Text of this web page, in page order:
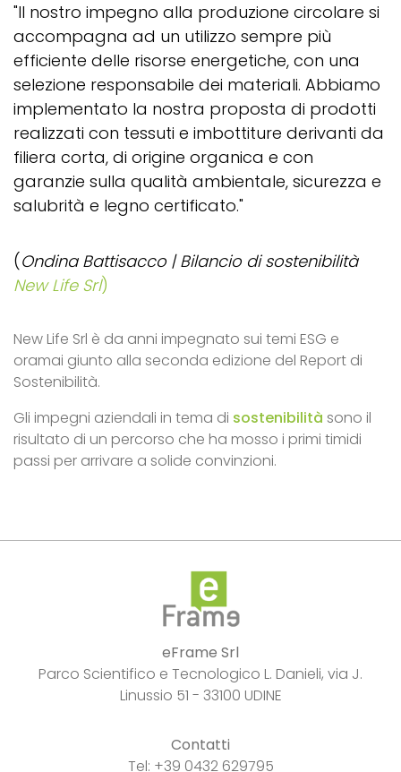
"Il nostro impegno alla produzione circolare si
accompagna ad un utilizzo sempre più
efficiente delle risorse energetiche, con una
selezione responsabile dei materiali. Abbiamo
implementato la nostra proposta di prodotti
realizzati con tessuti e imbottiture derivanti da
filiera corta, di origine organica e con
garanzie sulla qualità ambientale, sicurezza e
salubrità e legno certificato."
(Ondina Battisacco | Bilancio di sostenibilità
New Life Srl)
New Life Srl è da anni impegnato sui temi ESG e
oramai giunto alla seconda edizione del Report di
Sostenibilità.
Gli impegni aziendali in tema di sostenibilità sono il
risultato di un percorso che ha mosso i primi timidi
passi per arrivare a solide convinzioni.
eFrame Srl
Parco Scientifico e Tecnologico L. Danieli, via J.
Linussio 51 - 33100 UDINE
Contatti
Tel: +39 0432 629795